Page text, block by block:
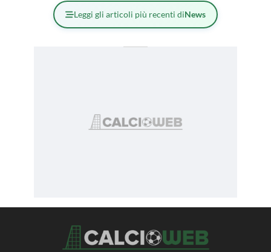
Leggi gli articoli più recenti diNews